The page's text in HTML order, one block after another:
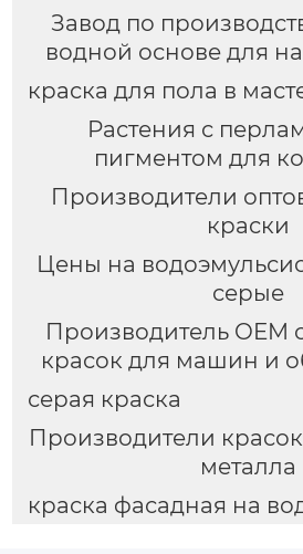
Завод по
водной основе для
краска для пола в
Растения с
пигментом для
Производители
краски
Цены на
серые
Производитель OEM
красок для машин и
серая краска
Производители
металла
краска фасадная на